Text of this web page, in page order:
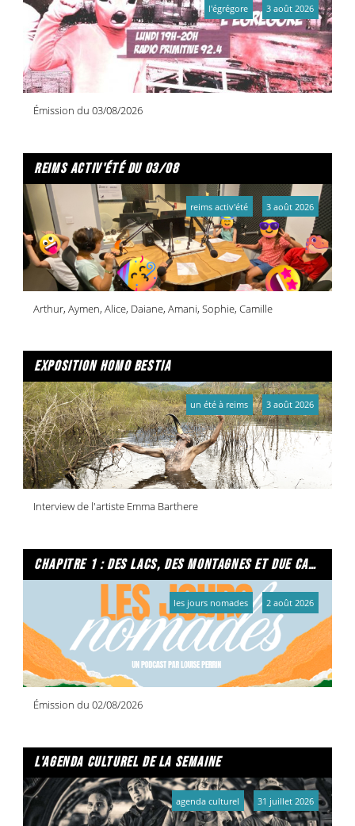
Émission du 03/08/2026
l'égrégore 3 août 2026
reims activ'été du 03/08
Arthur, Aymen, Alice, Daiane, Amani, Sophie, Camille
reims activ'été 3 août 2026
exposition homo bestia
Interview de l'artiste Emma Barthere
un été à reims 3 août 2026
chapitre 1 : des lacs, des montagnes et due caffe per favore
Émission du 02/08/2026
les jours nomades 2 août 2026
l'agenda culturel de la semaine
agenda culturel 31 juillet 2026